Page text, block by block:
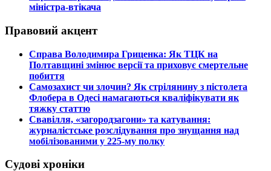
міністра-втікача
Правовий акцент
​Справа Володимира Гриценка: Як ТЦК на
Полтавщині змінює версії та приховує смертельне
побиття
​Самозахист чи злочин? Як стрілянину з пістолета
Флобера в Одесі намагаються кваліфікувати як
тяжку статтю
​Свавілля, «загородзагони» та катування:
журналістське розслідування про знущання над
мобілізованими у 225-му полку
Судові хроніки